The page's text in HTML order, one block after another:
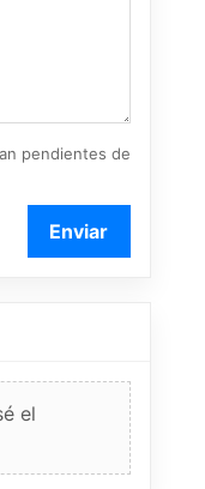
pendientes de
Enviar
el